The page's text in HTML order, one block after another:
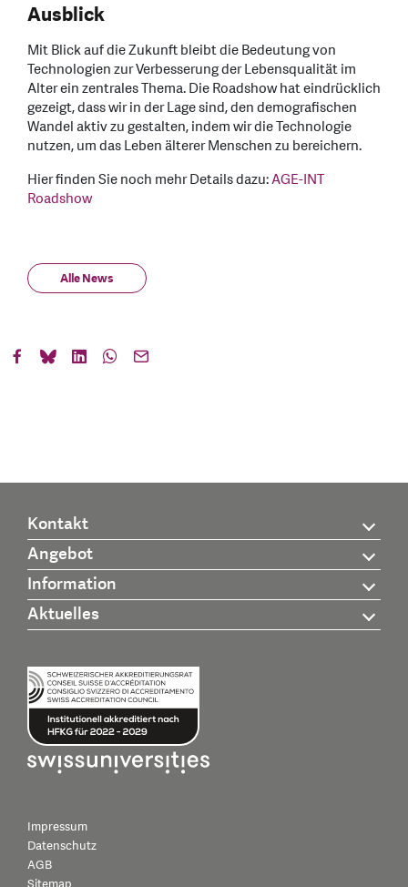
Ausblick
Mit Blick auf die Zukunft bleibt die Bedeutung von
Technologien zur Verbesserung der Lebensqualität im
Alter ein zentrales Thema. Die Roadshow hat eindrücklich
gezeigt, dass wir in der Lage sind, den demografischen
Wandel aktiv zu gestalten, indem wir die Technologie
nutzen, um das Leben älterer Menschen zu bereichern.
Hier finden Sie noch mehr Details dazu:AGE-INT
Roadshow
Alle News
Kontakt
Angebot
Information
Aktuelles
Impressum
Datenschutz
AGB